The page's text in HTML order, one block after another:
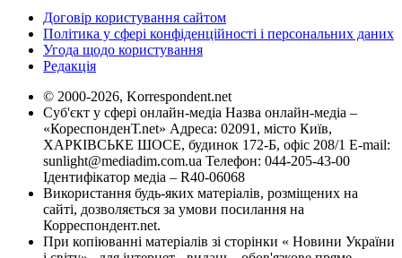
Договір користування сайтом
Політика у сфері конфіденційності і персональних даних
Угода щодо користування
Редакція
© 2000-2026, Korrespondent.net
Суб'єкт у сфері онлайн-медіа Назва онлайн-медіа –
«КореспонденТ.net» Адреса: 02091, місто Київ,
ХАРКІВСЬКЕ ШОСЕ, будинок 172-Б, офіс 208/1 E-mail:
sunlight@mediadim.com.ua Телефон: 044-205-43-00
Ідентифікатор медіа – R40-06068
Використання будь-яких матеріалів, розміщених на
сайті, дозволяється за умови посилання на
Корреспондент.net.
При копіюванні матеріалів зі сторінки « Новини України